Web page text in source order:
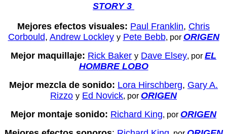
STORY 3
Mejores efectos visuales: Paul Franklin, Chris
Corbould, Andrew Lockley y Pete Bebb, por ORIGEN
Mejor maquillaje: Rick Baker y Dave Elsey, por EL
HOMBRE LOBO
Mejor mezcla de sonido: Lora Hirschberg, Gary A.
Rizzo y Ed Novick, por ORIGEN
Mejor montaje sonido: Richard King, por ORIGEN